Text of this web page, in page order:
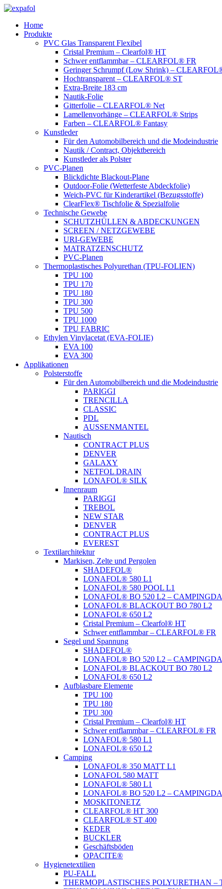
Zum
springenHome
Produkte
PVC Glas Transparent Flexibel
Cristal Premium – Clearfol® HT
Schwer entflammbar – CLEARFOL® FR
Geringer Schrumpf (Low Shrink) –
Hochtransparent – CLEARFOL® ST
Extra-Breite 183 cm
Nautik-Folie
Gitterfolie – CLEARFOL® Net
Lamellenvorhänge – CLEARFOL® Strips
Farben – CLEARFOL® Fantasy
Kunstleder
Für den Automobilbereich und die Modeindustrie
Nautik / Contract, Objektbereich
Kunstleder als Polster
PVC-Planen
Blickdichte Blackout-Plane
Outdoor-Folie (Wetterfeste Abdeckfolie)
Weich-PVC für Kinderartikel (Bezugsstoffe)
ClearFlex® Tischfolie & Spezialfolie
Technische Gewebe
SCHUTZHÜLLEN & ABDECKUNGEN
SCREEN / NETZGEWEBE
URI-GEWEBE
MATRATZENSCHUTZ
PVC-Planen
Thermoplastisches Polyurethan (TPU-FOLIEN)
TPU 100
TPU 170
TPU 180
TPU 300
TPU 500
TPU 1000
TPU FABRIC
Ethylen Vinylacetat (EVA-FOLIE)
EVA 100
EVA 300
Applikationen
Polsterstoffe
Für den Automobilbereich und die Modeindustrie
PARIGGI
TRENCILLA
CLASSIC
PDL
AUSSENMANTEL
Nautisch
CONTRACT PLUS
DENVER
GALAXY
NETFOL DRAIN
LONAFOL® SILK
Innenraum
PARIGGI
TREBOL
NEW STAR
DENVER
CONTRACT PLUS
EVEREST
Textilarchitektur
Markisen, Zelte und Pergolen
SHADEFOL®
LONAFOL® 580 L1
LONAFOL® 580 POOL L1
LONAFOL® BO 520 L2 –
LONAFOL® BLACKOUT BO 780 L2
LONAFOL® 650 L2
Cristal Premium – Clearfol® HT
Schwer entflammbar – CLEARFOL® FR
Segel und Spannung
SHADEFOL®
LONAFOL® BO 520 L2 –
LONAFOL® BLACKOUT BO 780 L2
LONAFOL® 650 L2
Aufblasbare Elemente
TPU 100
TPU 180
TPU 300
Cristal Premium – Clearfol® HT
Schwer entflammbar – CLEARFOL® FR
LONAFOL® 580 L1
LONAFOL® 650 L2
Camping
LONAFOL® 350 MATT L1
LONAFOL 580 MATT
LONAFOL® 580 L1
LONAFOL® BO 520 L2 –
MOSKITONETZ
CLEARFOL® HT 300
CLEARFOL® ST 400
KEDER
BUCKLER
Geschäftsböden
OPACITE®
Hygienetextilien
PU-FALL
THERMOPLASTISCHES POLYURETHAN –